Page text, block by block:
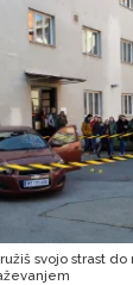
svojo strast do